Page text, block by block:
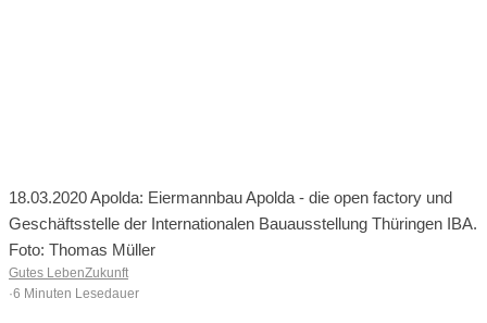
18.03.2020 Apolda: Eiermannbau Apolda - die open factory und
Geschäftsstelle der Internationalen Bauausstellung Thüringen IBA.
Foto: Thomas Müller
Gutes LebenZukunft
·6 Minuten Lesedauer